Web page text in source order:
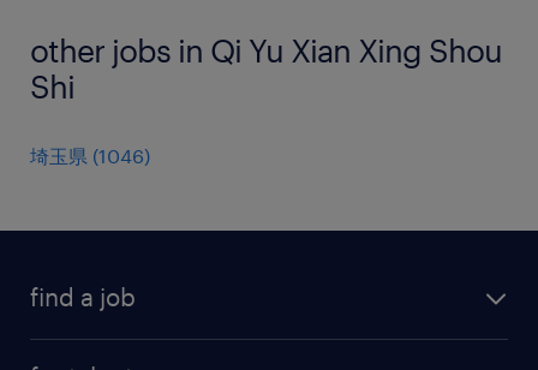
other jobs in Qi Yu Xian Xing Shou
Shi
埼玉県 (1046)
find a job